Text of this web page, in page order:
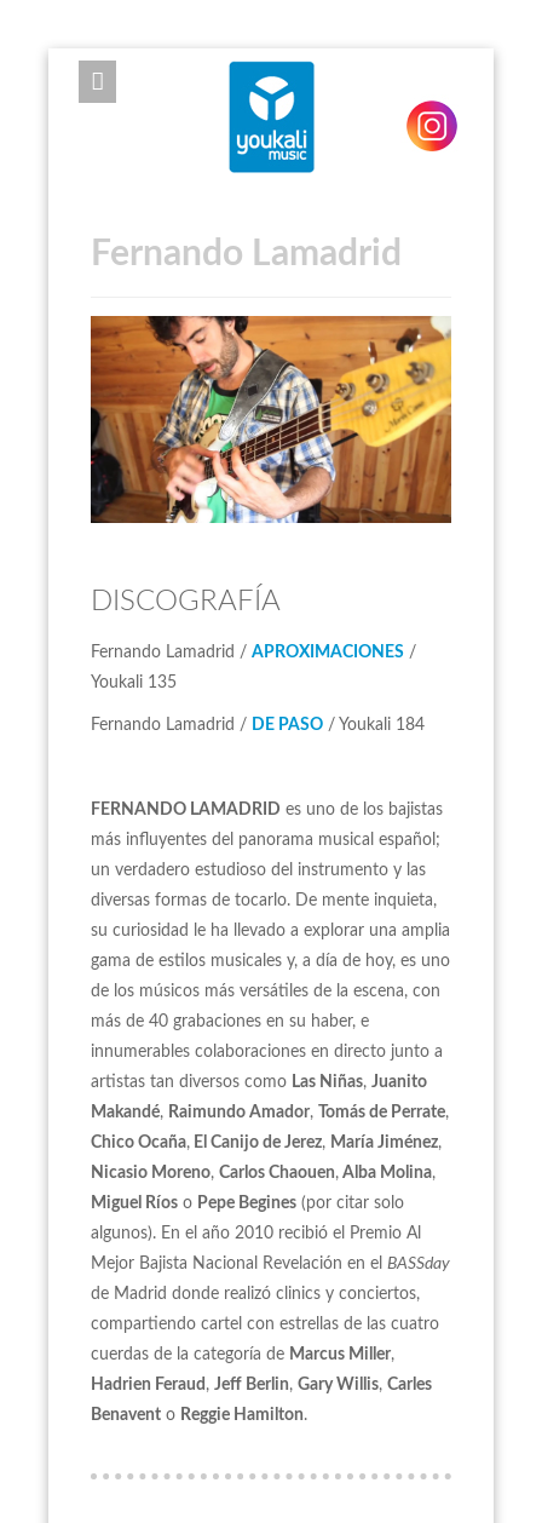
EXPOSE FRAMEWORK FOR JOOMLA 2.5 AND 3.0+
Fernando Lamadrid
DISCOGRAFÍA
Fernando Lamadrid / APROXIMACIONES /
Youkali 135
Fernando Lamadrid / DE PASO / Youkali 184
FERNANDO LAMADRID es uno de los bajistas
más influyentes del panorama musical español;
un verdadero estudioso del instrumento y las
diversas formas de tocarlo. De mente inquieta,
su curiosidad le ha llevado a explorar una amplia
gama de estilos musicales y, a día de hoy, es uno
de los músicos más versátiles de la escena, con
más de 40 grabaciones en su haber, e
innumerables colaboraciones en directo junto a
artistas tan diversos como Las Niñas, Juanito
Makandé, Raimundo Amador, Tomás de Perrate,
Chico Ocaña, El Canijo de Jerez, María Jiménez,
Nicasio Moreno, Carlos Chaouen, Alba Molina,
Miguel Ríos o Pepe Begines (por citar solo
algunos). En el año 2010 recibió el Premio Al
Mejor Bajista Nacional Revelación en el BASSday
de Madrid donde realizó clinics y conciertos,
compartiendo cartel con estrellas de las cuatro
cuerdas de la categoría de Marcus Miller,
Hadrien Feraud , Jeff Berlin, Gary Willis, Carles
Benavent o Reggie Hamilton.